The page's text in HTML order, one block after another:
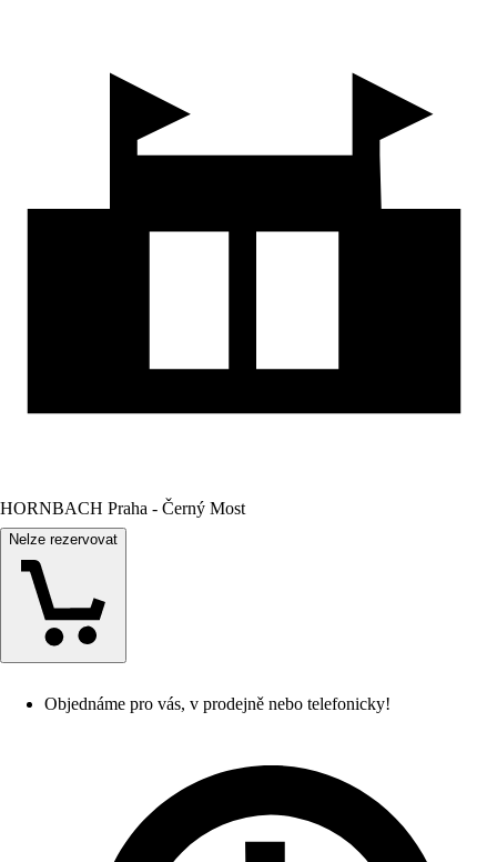
HORNBACH Praha - Černý Most
Nelze rezervovat
Objednáme pro vás, v prodejně nebo telefonicky!